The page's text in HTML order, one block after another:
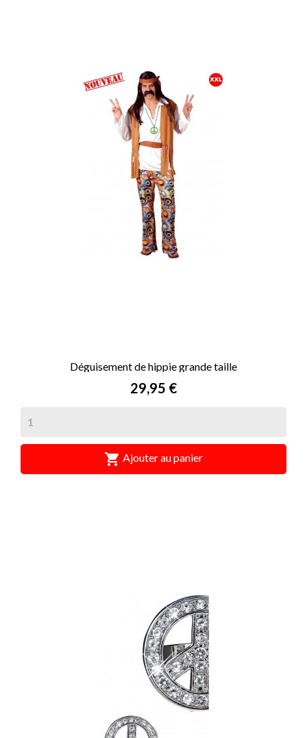
Déguisement de hippie grande taille
Prix
29,95 €
 Ajouter au panier